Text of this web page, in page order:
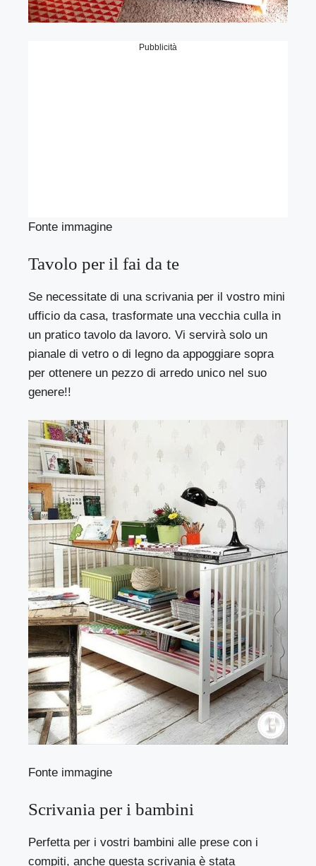
Pubblicità
Fonte immagine
Tavolo per il fai da te
Se necessitate di una scrivania per il vostro mini
ufficio da casa, trasformate una vecchia culla in
un pratico tavolo da lavoro. Vi servirà solo un
pianale di vetro o di legno da appoggiare sopra
per ottenere un pezzo di arredo unico nel suo
genere!!
Fonte immagine
Scrivania per i bambini
Perfetta per i vostri bambini alle prese con i
compiti, anche questa scrivania è stata